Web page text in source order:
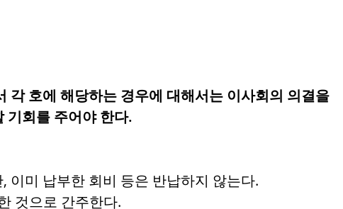
각 호에 해당하는 경우에 대해서는 이사회의 의결을
기회를 주어야 한다.
미 납부한 회비 등은 반납하지 않는다.
것으로 간주한다.